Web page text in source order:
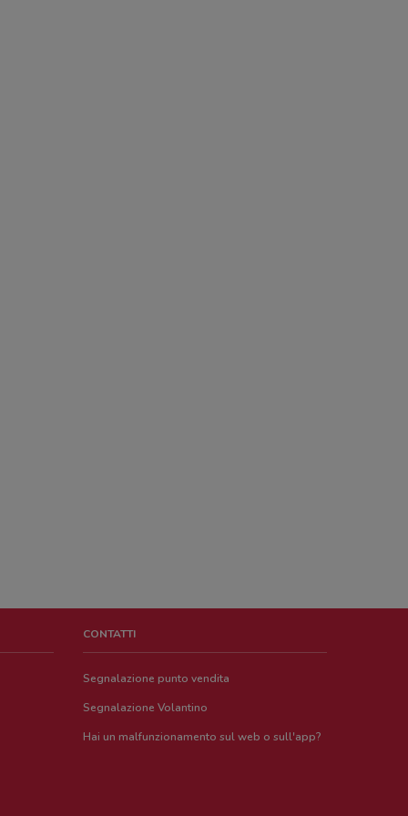
CONTATTI
Segnalazione punto vendita
Segnalazione Volantino
Hai un malfunzionamento sul web o sull'app?